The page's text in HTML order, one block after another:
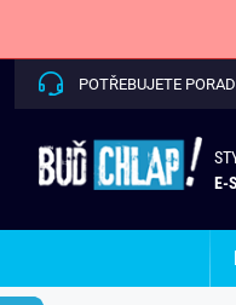
POTŘEBUJETE
E-